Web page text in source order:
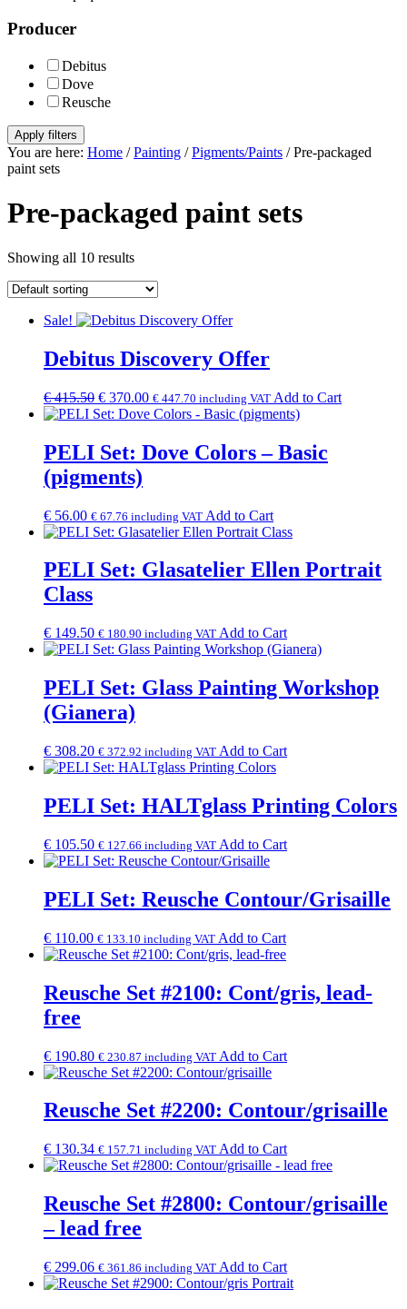
Producer
Debitus
Dove
Reusche
Apply filters
You are here: Home / Painting / Pigments/Paints /Pre-packaged
paint sets
Pre-packaged paint sets
Showing all 10 results
Sale!
Debitus Discovery Offer
€415.50 Original
price
€ 415.50.
€ 370.00Current
price
€ 370.00.
€ 447.70 including VAT Add to Cart
PELI Set: Dove Colors – Basic
(pigments)
€ 56.00 € 67.76 including VAT Add to Cart
PELI Set: Glasatelier Ellen Portrait
Class
€ 149.50 € 180.90 including VAT Add to Cart
PELI Set: Glass Painting Workshop
(Gianera)
€ 308.20 € 372.92 including VAT Add to Cart
PELI Set: HALTglass Printing Colors
€ 105.50 € 127.66 including VAT Add to Cart
PELI Set: Reusche Contour/Grisaille
€ 110.00 € 133.10 including VAT Add to Cart
Reusche Set #2100: Cont/gris, lead-
free
€ 190.80 € 230.87 including VAT Add to Cart
Reusche Set #2200: Contour/grisaille
€ 130.34 € 157.71 including VAT Add to Cart
Reusche Set #2800: Contour/grisaille
– lead free
€ 299.06 € 361.86 including VAT Add to Cart